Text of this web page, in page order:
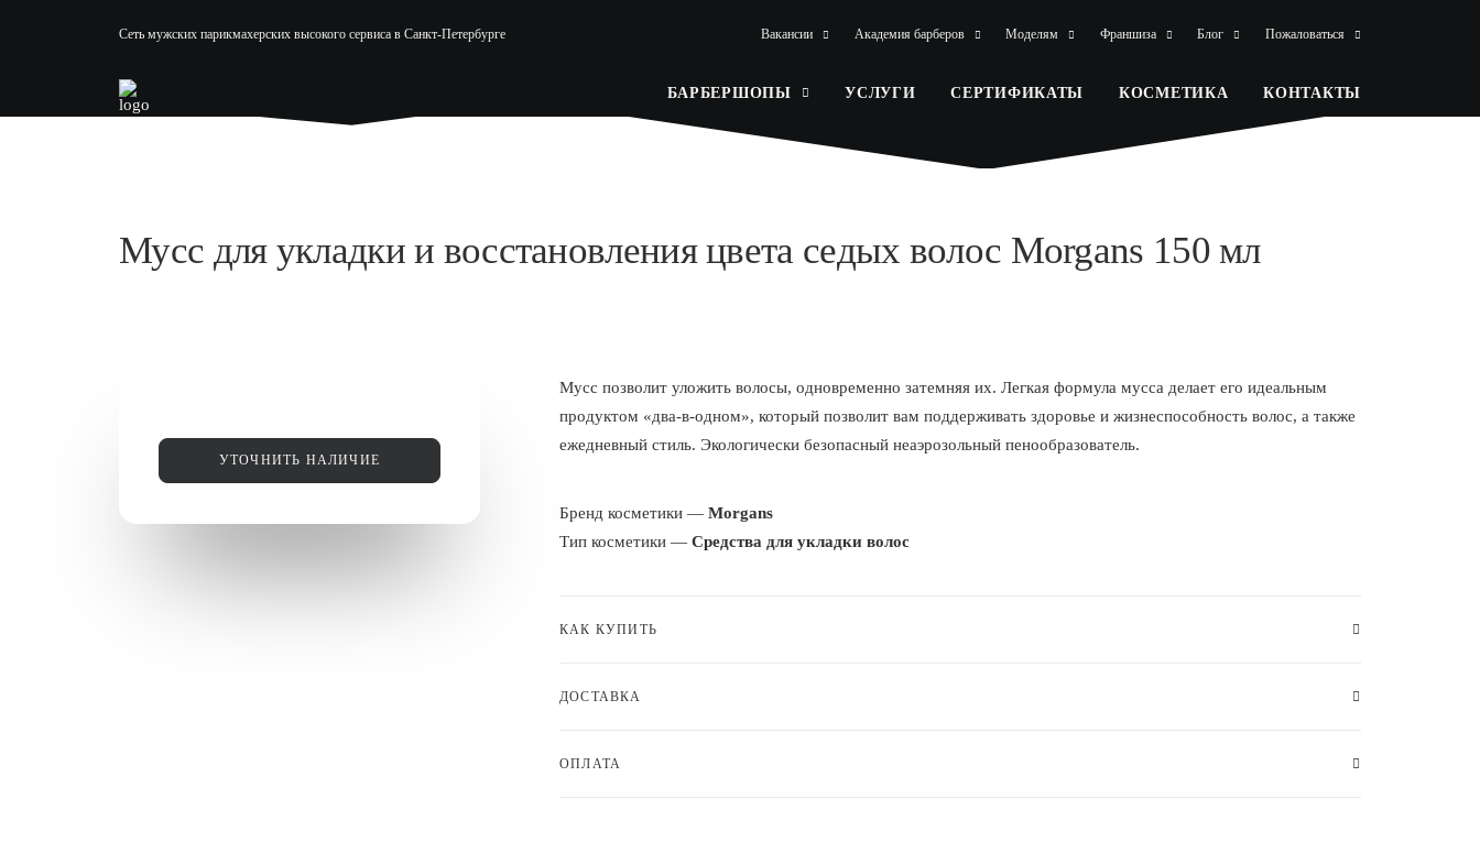
Сеть мужских парикмахерских высокого сервиса в Санкт-Петербурге Вакансии Академия барберов Моделям Франшиза Блог Пожаловаться
БАРБЕРШОПЫ УСЛУГИ СЕРТИФИКАТЫ КОСМЕТИКА КОНТАКТЫ
Мусс для укладки и восстановления цвета седых волос Morgans 150 мл
УТОЧНИТЬ НАЛИЧИЕ
Мусс позволит уложить волосы, одновременно затемняя их. Легкая формула мусса делает его идеальным
продуктом «два-в-одном», который позволит вам поддерживать здоровье и жизнеспособность волос, а также
ежедневный стиль. Экологически безопасный неаэрозольный пенообразователь.
Бренд косметики — Morgans
Тип косметики — Средства для укладки волос
КАК КУПИТЬ
ДОСТАВКА
ОПЛАТА